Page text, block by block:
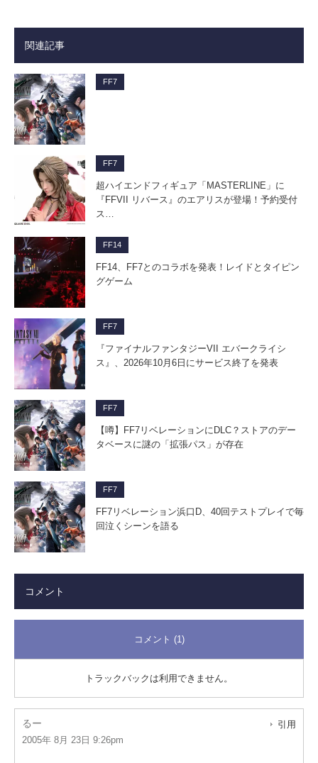
関連記事
FF7
FF7
超ハイエンドフィギュア「MASTERLINE」に
『FFVII リバース』のエアリスが登場！予約受付
ス…
FF14
FF14、FF7とのコラボを発表！レイドとタイピン
グゲーム
FF7
『ファイナルファンタジーVII エバークライシ
ス』、2026年10月6日にサービス終了を発表
FF7
【噂】FF7リベレーションにDLC？ストアのデー
タベースに謎の「拡張パス」が存在
FF7
FF7リベレーション浜口D、40回テストプレイで毎
回泣くシーンを語る
コメント
コメント (1)
トラックバックは利用できません。
るー
2005年 8月 23日 9:26pm
引用